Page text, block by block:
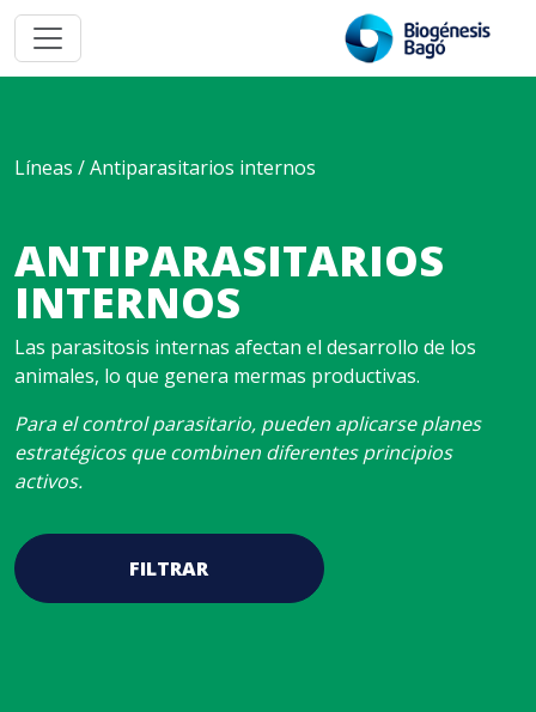
Líneas / Antiparasitarios internos
ANTIPARASITARIOS
INTERNOS
Las parasitosis internas afectan el desarrollo de los
animales, lo que genera mermas productivas.
Para el control parasitario, pueden aplicarse planes
estratégicos que combinen diferentes principios
activos.
FILTRAR